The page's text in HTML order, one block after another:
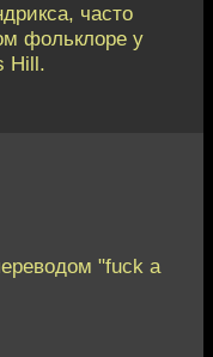
часто
фольклоре у
Hill.
"fuck a